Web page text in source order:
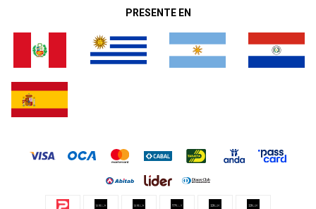
PRESENTE EN